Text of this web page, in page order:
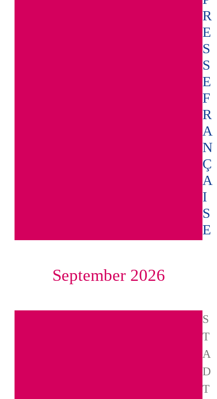
R
E
S
S
E
F
R
A
N
Ç
A
I
S
E
September 2026
S
T
A
D
T